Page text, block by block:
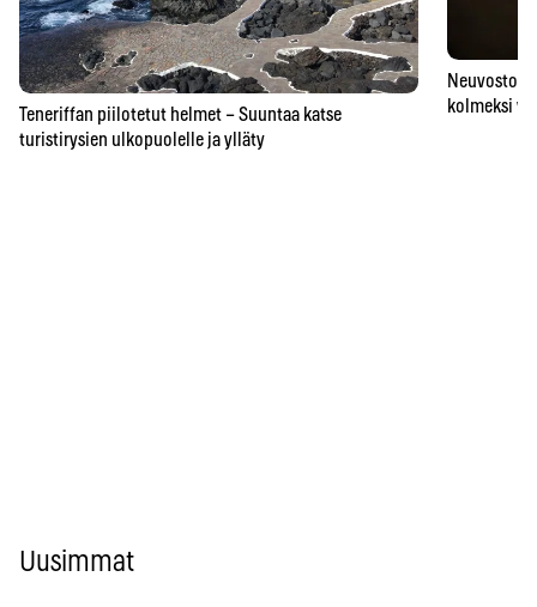
Teneriffan piilotetut helmet – Suuntaa katse
turistirysien ulkopuolelle ja ylläty
kolmeksi
Uusimmat